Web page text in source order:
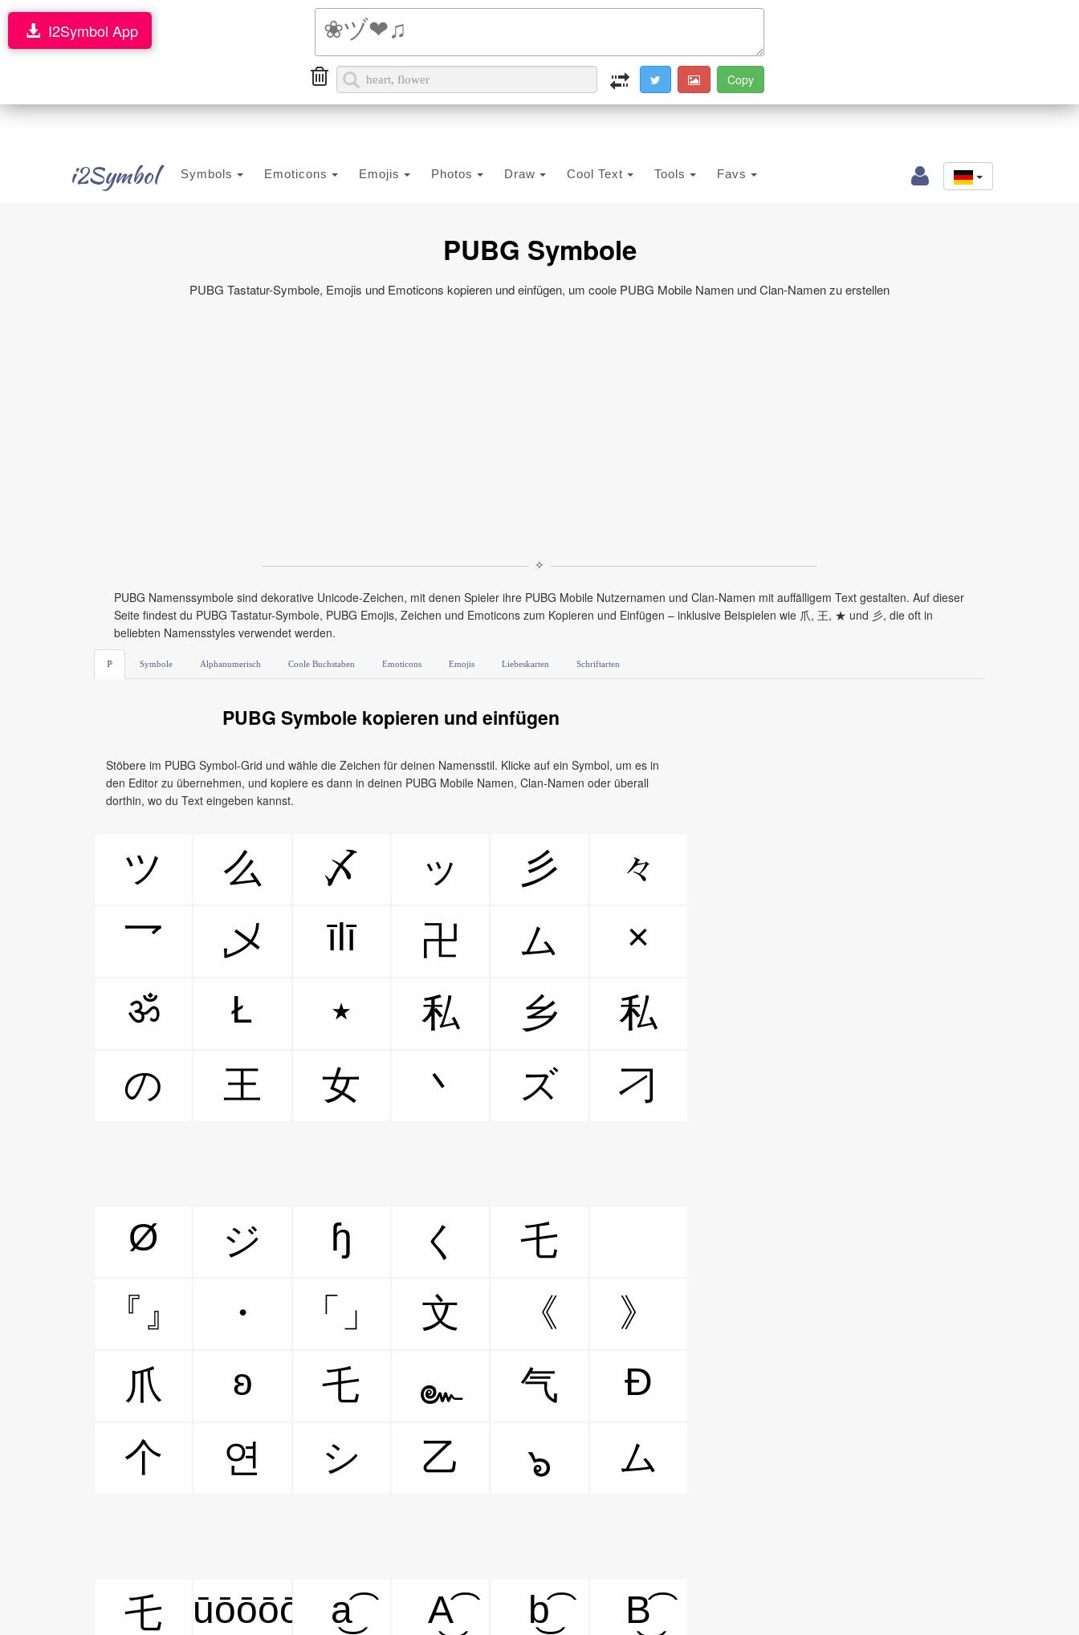
i2Symbol Symbols Emoticons Emojis Photos Draw Cool Text Tools Favs
I2Symbol App
PUBG Symbole
PUBG Tastatur-Symbole, Emojis und Emoticons kopieren und einfügen, um coole PUBG Mobile Namen und Clan-Namen zu erstellen
✧
PUBG Namenssymbole sind dekorative Unicode-Zeichen, mit denen Spieler ihre PUBG Mobile Nutzernamen und Clan-Namen mit auffälligem Text gestalten. Auf dieser
Seite findest du PUBG Tastatur-Symbole, PUBG Emojis, Zeichen und Emoticons zum Kopieren und Einfügen – inklusive Beispielen wie 爪, 王, ★ und 彡, die oft in
beliebten Namensstyles verwendet werden.
ℙ Symbole Alphanumerisch Coole Buchstaben Emoticons Emojis Liebeskarten Schriftarten
PUBG Symbole kopieren und einfügen
Stöbere im PUBG Symbol-Grid und wähle die Zeichen für deinen Namensstil. Klicke auf ein Symbol, um es in
den Editor zu übernehmen, und kopiere es dann in deinen PUBG Mobile Namen, Clan-Namen oder überall
dorthin, wo du Text eingeben kannst.
ツ 么 〆 ッ 彡
々
乛
乄 īlī 卍 ム
×
ॐ
Ł ٭ 私 乡
私
の
王 女 丶 ズ 刁
Ø ジ ɧ く 乇
『』
・ 「」 文 《
》
爪
ʚ 乇 ๛ 气
Ð
个
연 シ 乙 ๖ ム
乇 ūōōōō a͜͡ A͜͡ b͜͡
B͜͡